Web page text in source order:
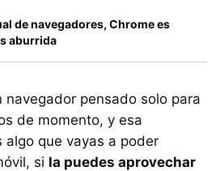
de navegadores, Chrome es
aburrida
navegador pensado solo para
de momento, y esa
algo que vayas a poder
si la puedes aprovechar